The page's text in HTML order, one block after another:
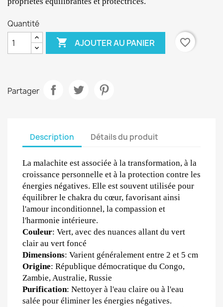
Quantité
 AJOUTER AU PANIER favorite_border
Partager
Description Détails du produit
La malachite est associée à la transformation, à la
croissance personnelle et à la protection contre les
énergies négatives. Elle est souvent utilisée pour
équilibrer le chakra du cœur, favorisant ainsi
l'amour inconditionnel, la compassion et
l'harmonie intérieure.
Couleur: Vert, avec des nuances allant du vert
clair au vert foncé
Dimensions: Varient généralement entre 2 et 5 cm
Origine: République démocratique du Congo,
Zambie, Australie, Russie
Purification: Nettoyer à l'eau claire ou à l'eau
salée pour éliminer les énergies négatives.